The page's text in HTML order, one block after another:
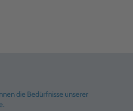
die Bedürfnisse unserer